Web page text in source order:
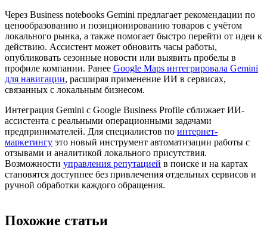
Через Business notebooks Gemini предлагает рекомендации по
ценообразованию и позиционированию товаров с учётом
локального рынка, а также помогает быстро перейти от идеи к
действию. Ассистент может обновить часы работы,
опубликовать сезонные новости или выявить пробелы в
профиле компании. Ранее Google Maps интегрировала Gemini
для навигации, расширяя применение ИИ в сервисах,
связанных с локальным бизнесом.
Интеграция Gemini с Google Business Profile сближает ИИ-
ассистента с реальными операционными задачами
предпринимателей. Для специалистов по интернет-
маркетингу это новый инструмент автоматизации работы с
отзывами и аналитикой локального присутствия.
Возможности управления репутацией в поиске и на картах
становятся доступнее без привлечения отдельных сервисов и
ручной обработки каждого обращения.
Похожие статьи